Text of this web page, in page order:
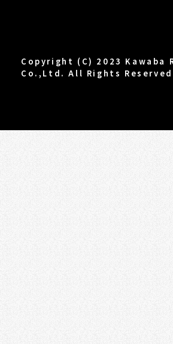
Copyright (C) 2023 Kawaba
Co.,Ltd. All Rights